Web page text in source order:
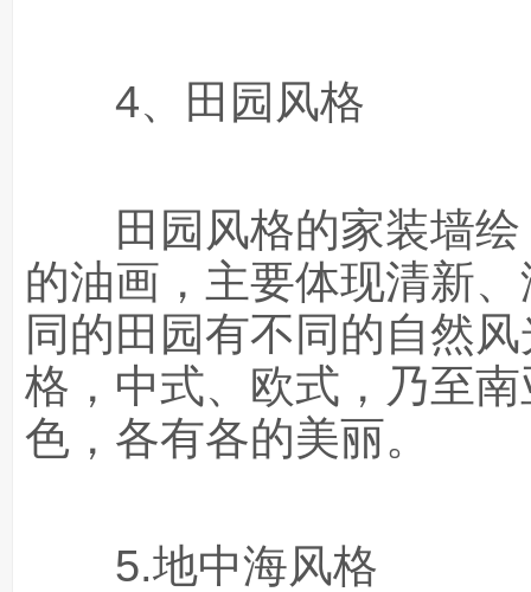
4、田园风格
田园风格的家装墙绘
的油画，主要体现清新
同的田园有不同的自然
格，中式、欧式，乃至
色，各有各的美丽。
5.地中海风格